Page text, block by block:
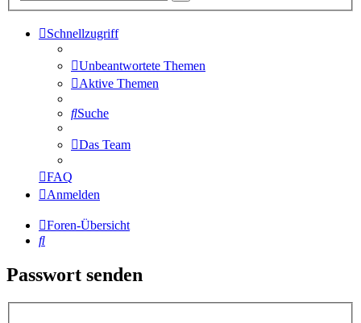
Schnellzugriff
Unbeantwortete Themen
Aktive Themen
Suche
Das Team
FAQ
Anmelden
Foren-Übersicht
Suche
Passwort senden